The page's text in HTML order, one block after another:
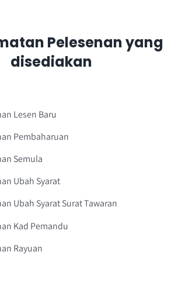
Pelesenan yang
disediakan
Lesen Baru
Pembaharuan
Semula
Ubah Syarat
Ubah Syarat Surat Tawaran
Kad Pemandu
Rayuan